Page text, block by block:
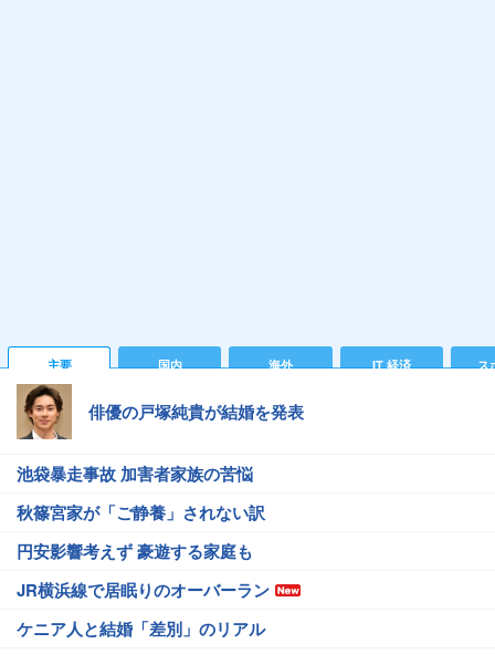
主要 国内 海外 IT 経済 ス
俳優の戸塚純貴が結婚を発表
池袋暴走事故 加害者家族の苦悩
秋篠宮家が「ご静養」されない訳
円安影響考えず 豪遊する家庭も
JR横浜線で居眠りのオーバーラン
ケニア人と結婚「差別」のリアル